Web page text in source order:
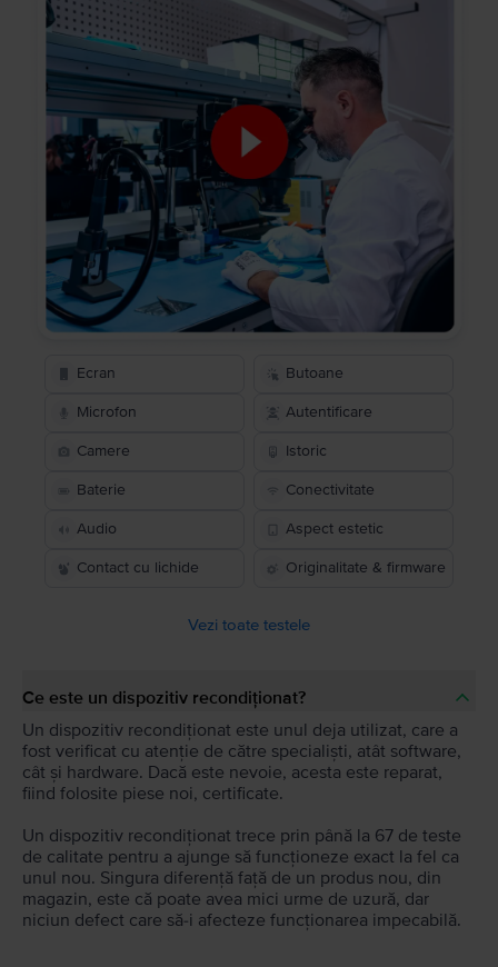
Ecran Butoane
Microfon Autentificare
Camere Istoric
Baterie Conectivitate
Audio Aspect estetic
Contact cu lichide Originalitate & firmware
Vezi toate testele
Ce este un dispozitiv recondiționat?
Un dispozitiv recondiționat este unul deja utilizat, care a
fost verificat cu atenție de către specialiști, atât software,
cât și hardware. Dacă este nevoie, acesta este reparat,
fiind folosite piese noi, certificate.
Un dispozitiv recondiționat trece prin până la 67 de teste
de calitate pentru a ajunge să funcționeze exact la fel ca
unul nou. Singura diferență față de un produs nou, din
magazin, este că poate avea mici urme de uzură, dar
niciun defect care să-i afecteze funcționarea impecabilă.